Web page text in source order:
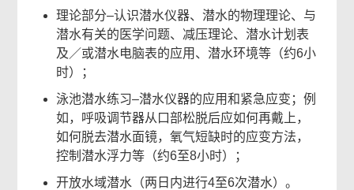
理论部分–认识潜水仪器、潜水的物理理论、与
潜水有关的医学问题、减压理论、潜水计划表
及／或潜水电脑表的应用、潜水环境等（约6小
时）；
泳池潜水练习–潜水仪器的应用和紧急应变；例
如，呼吸调节器从口部松脱后应如何再戴上，
如何脱去潜水面镜，氧气短缺时的应变方法，
控制潜水浮力等（约6至8小时）；
开放水域潜水（两日内进行4至6次潜水）。